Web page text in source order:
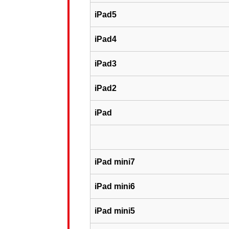
iPad5
iPad4
iPad3
iPad2
iPad
iPad mini7
iPad mini6
iPad mini5